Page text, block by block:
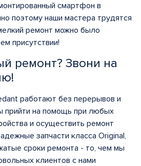
смартфон в
поэтому наши мастера трудятся
ремонт можно было
присутствии!
ремонт? Звони на
работают без перерывов и
прийти на помощь при любых
и осуществить ремонт
запчасти класса Original,
сроки ремонта - то, чем мы
клиентов с нами